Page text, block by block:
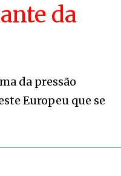
da
da pressão
Europeu que se